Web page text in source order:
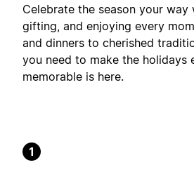
Celebrate the season your way
gifting, and enjoying every
and dinners to cherished
you need to make the holidays
memorable is here.
1